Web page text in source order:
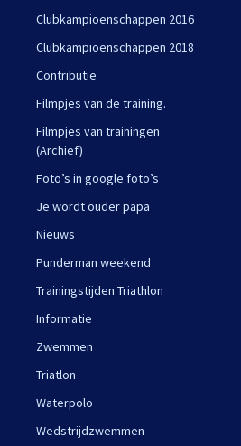
Clubkampioenschappen 2016
Clubkampioenschappen 2018
Contributie
Filmpjes van de training.
Filmpjes van trainingen
(Archief)
Foto’s in google foto’s
Je wordt ouder papa
Nieuws
Punderman weekend
Trainingstijden Triathlon
Informatie
Zwemmen
Triatlon
Waterpolo
Wedstrijdzwemmen